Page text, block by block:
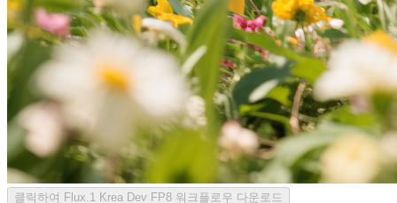
클릭하여 Flux.1 Krea Dev FP8 워크플로우 다운로드